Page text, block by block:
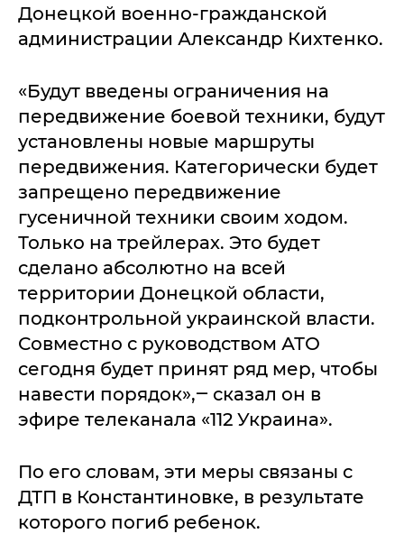
Донецкой военно-гражданской
администрации Александр Кихтенко.
«Будут введены ограничения на
передвижение боевой техники, будут
установлены новые маршруты
передвижения. Категорически будет
запрещено передвижение
гусеничной техники своим ходом.
Только на трейлерах. Это будет
сделано абсолютно на всей
территории Донецкой области,
подконтрольной украинской власти.
Совместно с руководством АТО
сегодня будет принят ряд мер, чтобы
навести порядок»,‒ сказал он в
эфире телеканала «112 Украина».
По его словам, эти меры связаны с
ДТП в Константиновке, в результате
которого погиб ребенок.